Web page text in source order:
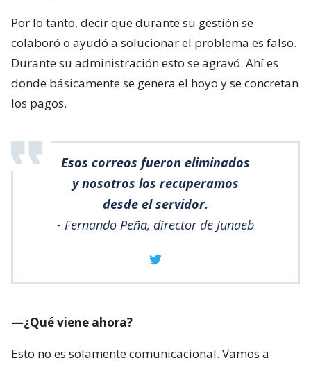
Por lo tanto, decir que durante su gestión se
colaboró o ayudó a solucionar el problema es falso.
Durante su administración esto se agravó. Ahí es
donde básicamente se genera el hoyo y se concretan
los pagos.
Esos correos fueron eliminados
y nosotros los recuperamos
desde el servidor.
- Fernando Peña, director de Junaeb
—¿Qué viene ahora?
Esto no es solamente comunicacional. Vamos a